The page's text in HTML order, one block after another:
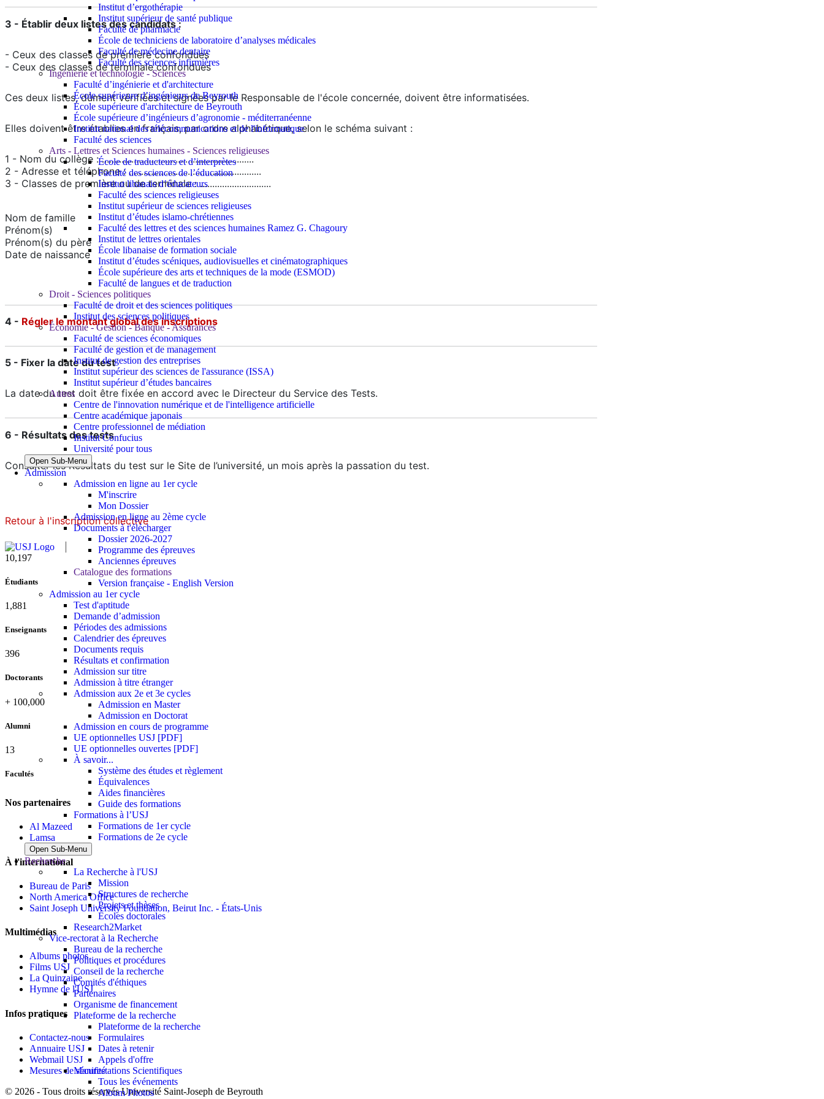
Institut d’ergothérapie
Institut supérieur de santé publique
Faculté de pharmacie
École de techniciens de laboratoire d’analyses médicales
Faculté de médecine dentaire
Faculté des sciences infirmières
Ingénierie et technologie - Sciences
Faculté d’ingénierie et d'architecture
École supérieure d’ingénieurs de Beyrouth
École supérieure d'architecture de Beyrouth
École supérieure d’ingénieurs d’agronomie - méditerranéenne
Institut national des télécommunications et de l'informatique
Faculté des sciences
Arts - Lettres et Sciences humaines - Sciences religieuses
École de traducteurs et d’interprètes
Faculté des sciences de l’éducation
Institut libanais d’éducateurs
Faculté des sciences religieuses
Institut supérieur de sciences religieuses
Institut d’études islamo-chrétiennes
Faculté des lettres et des sciences humaines Ramez G. Chagoury
Institut de lettres orientales
École libanaise de formation sociale
Institut d’études scéniques, audiovisuelles et cinématographiques
École supérieure des arts et techniques de la mode (ESMOD)
Faculté de langues et de traduction
Droit - Sciences politiques
Faculté de droit et des sciences politiques
Institut des sciences politiques
Économie - Gestion - Banque - Assurances
Faculté de sciences économiques
Faculté de gestion et de management
Institut de gestion des entreprises
Institut supérieur des sciences de l'assurance (ISSA)
Institut supérieur d’études bancaires
Autres
Centre de l'innovation numérique et de l'intelligence artificielle
Centre académique japonais
Centre professionnel de médiation
Institut Confucius
Université pour tous
Open Sub-Menu
Admission
Admission en ligne au 1er cycle
M'inscrire
Mon Dossier
Admission en ligne au 2ème cycle
Documents à t'élécharger
Dossier 2026-2027
Programme des épreuves
Anciennes épreuves
Catalogue des formations
Version française - English Version
Admission au 1er cycle
Test d'aptitude
Demande d’admission
Périodes des admissions
Calendrier des épreuves
Documents requis
Résultats et confirmation
Admission sur titre
Admission à titre étranger
Admission aux 2e et 3e cycles
Admission en Master
Admission en Doctorat
Admission en cours de programme
UE optionnelles USJ [PDF]
UE optionnelles ouvertes [PDF]
À savoir...
Système des études et règlement
Équivalences
Aides financières
Guide des formations
Formations à l’USJ
Formations de 1er cycle
Formations de 2e cycle
Open Sub-Menu
Recherche
La Recherche à l'USJ
Mission
Structures de recherche
Projets et thèses
Écoles doctorales
Research2Market
Vice-rectorat à la Recherche
Bureau de la recherche
Politiques et procédures
Conseil de la recherche
Comités d'éthiques
Partenaires
Organisme de financement
Plateforme de la recherche
Plateforme de la recherche
Formulaires
Dates à retenir
Appels d'offre
Manifestations Scientifiques
Tous les événements
Album Photos
3 - Établir deux listes des candidats :
- Ceux des classes de première confondues
- Ceux des classes de terminale confondues
Ces deux listes, dûment vérifiées et signées par le Responsable de l'école concernée, doivent être informatisées.
Elles doivent être établies en français, par ordre alphabétique, selon le schéma suivant :
1 - Nom du collège : ..............................................................
2 - Adresse et téléphone : ......................................................
3 - Classes de première ou de terminale : .............................
Nom de famille
Prénom(s)
Prénom(s) du père
Date de naissance
4 - Régler le montant global des inscriptions
5 - Fixer la date du test
La date du test doit être fixée en accord avec le Directeur du Service des Tests.
6 - Résultats des tests
Consulter les Résultats du test sur le Site de l’université, un mois après la passation du test.
Retour à l'inscription collective
11,727
Étudiants
2,142
Enseignants
437
Doctorants
+ 100,000
Alumni
13
Facultés
Nos partenaires
Al Mazeed
Lamsa
À l'international
Bureau de Paris
North America Office
Saint Joseph University Foundation, Beirut Inc. - États-Unis
Multimédias
Albums photos
Films USJ
La Quinzaine
Hymne de l'USJ
Infos pratiques
Contactez-nous
Annuaire USJ
Webmail USJ
Mesures de sécurité
© 2026 - Tous droits réservés Université Saint-Joseph de Beyrouth